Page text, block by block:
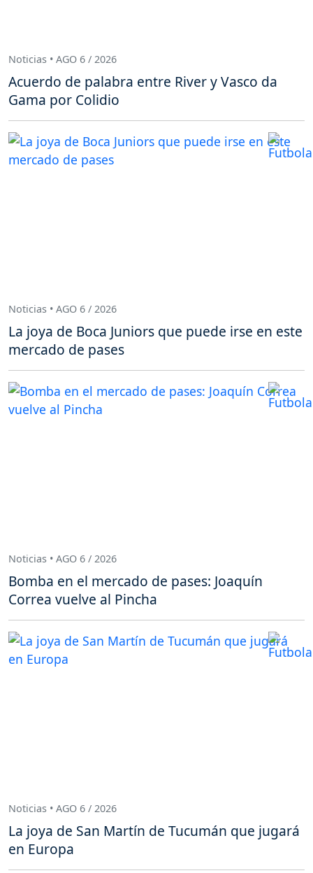
Noticias • AGO 6 / 2026
Acuerdo de palabra entre River y Vasco da
Gama por Colidio
Noticias • AGO 6 / 2026
La joya de Boca Juniors que puede irse en este
mercado de pases
Noticias • AGO 6 / 2026
Bomba en el mercado de pases: Joaquín
Correa vuelve al Pincha
Noticias • AGO 6 / 2026
La joya de San Martín de Tucumán que jugará
en Europa